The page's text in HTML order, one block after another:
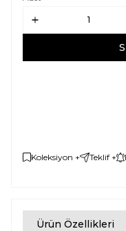
Koleksiyon + Teklif +
Ürün Özellikleri